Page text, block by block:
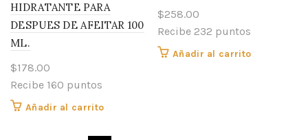
HIDRATANTE PARA
DESPUES DE AFEITAR 100
ML.
$178.00
Recibe 160 puntos
Añadir al carrito
$258.00
Recibe 232 puntos
Añadir al carrito